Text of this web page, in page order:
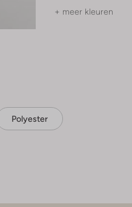
+ meer kleuren
Polyester